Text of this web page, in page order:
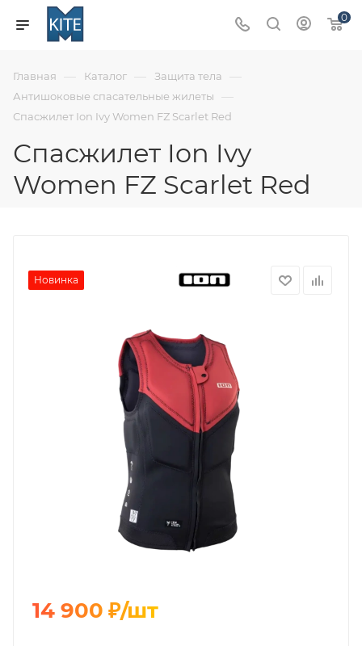
0
Главная — Каталог — Защита тела —
Антишоковые спасательные жилеты —
Спасжилет Ion Ivy Women FZ Scarlet Red
Спасжилет Ion Ivy
Women FZ Scarlet Red
Новинка
14 900 ₽/шт